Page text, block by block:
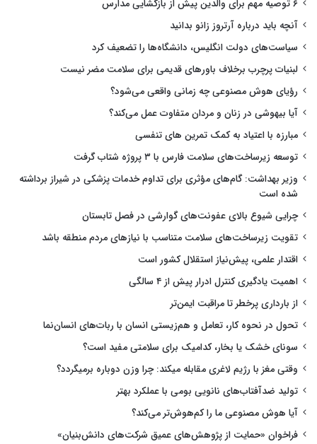
۶ توصیه مهم برای والدین پیش از بازگشایی مدارس
آنچه باید درباره آرتروز زانو بدانید
سیاست‌های دولت انگلیس، دانشگاه‌ها را تضعیف کرد
لبنیات پرچرب برخلاف باورهای قدیمی برای سلامت مضر نیست
رؤیای هوش مصنوعی چه زمانی واقعی می‌شود؟
آیا بیهوشی در زنان و مردان متفاوت عمل می‌کند؟
مبارزه با اعتیاد به کمک تمرین های تنفسی
توسعه زیرساخت‌های سلامت فارس با ۳ پروژه شتاب گرفت
وزیر بهداشت: گام‌های مؤثری برای تداوم خدمات پزشکی در شیراز برداشته
شده است
چرایی شیوع بالای عفونت‌های گوارشی در فصل تابستان
تقویت زیرساخت‌های سلامت متناسب با نیازهای مردم منطقه باشد
اقتدار علمی، پیش‌نیاز استقلال کشور است
اهمیت یادگیری کنترل ادرار پیش از ۴ سالگی
از بارداری پرخطر تا مراقبت ایمن‌تر
تحول در نحوه کار، تعامل و هم‌زیستی انسان با ربات‌های انسان‌نما
سونای خشک یا بخار، کدامیک برای سلامتی مفید است؟
وقتی مغز با رژیم لاغری مقابله میکند: چرا وزن دوباره برمیگردد؟
تولید ضدآفتاب‌های نانویی بومی با عملکرد بهتر
آیا هوش مصنوعی ما را کم‌هوش‌تر می‌کند؟
فراخوان «حمایت از پژوهش‌های عمیق شرکت‌های دانش‌بنیان»